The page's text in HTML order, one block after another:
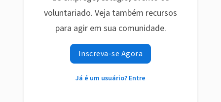
voluntariado. Veja também recursos
para agir em sua comunidade.
Inscreva-se Agora
Já é um usuário? Entre